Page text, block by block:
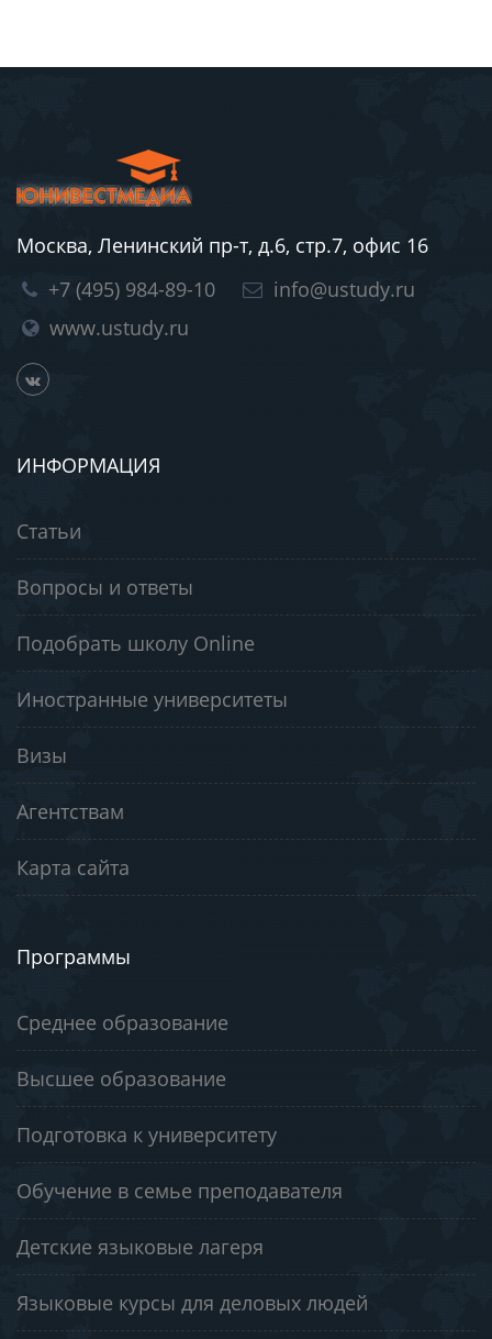
Москва, Ленинский пр-т, д.6, стр.7, офис 16
+7 (495) 984-89-10
info@ustudy.ru
www.ustudy.ru
ИНФОРМАЦИЯ
Статьи
Вопросы и ответы
Подобрать школу Online
Иностранные университеты
Визы
Агентствам
Карта сайта
Программы
Среднее образование
Высшее образование
Подготовка к университету
Обучение в семье преподавателя
Детские языковые лагеря
Языковые курсы для деловых людей